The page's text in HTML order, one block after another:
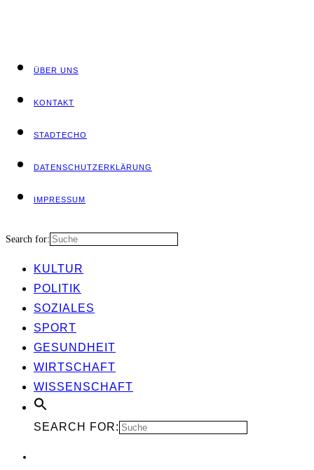
ÜBER UNS
KON­TAKT
STADT­ECHO
DATEN­SCHUTZ­ER­KLÄ­RUNG
IMPRES­SUM
Search for:
KUL­TUR
POLI­TIK
SOZIA­LES
SPORT
GESUND­HEIT
WIRT­SCHAFT
WIS­SEN­SCHAFT
SEARCH FOR: